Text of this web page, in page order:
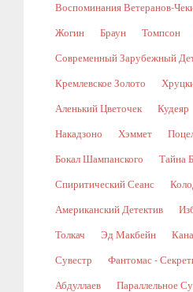
Воспоминания Ветеранов-
Жогин Браун Томпсон
Современный Зарубежный
Кремлевское Золото
Аленький Цветочек Кудеяр
Накадзоно Хэммет
Бокал Шампанского Тайна
Спиритический Сеанс
Американский Детектив
Толкач Эд Макбейн
Сувестр Фантомас -
Абдуллаев Параллельное